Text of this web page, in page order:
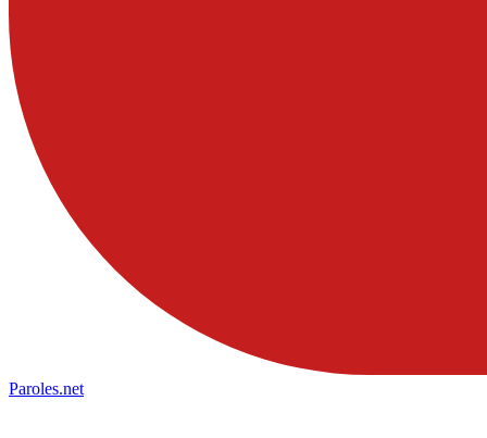
Paroles.net